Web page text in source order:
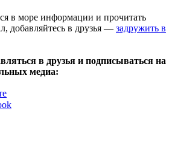
в море информации и прочитать
добавляйтесь в друзья — задружить в
в друзья и подписываться на
медиа: